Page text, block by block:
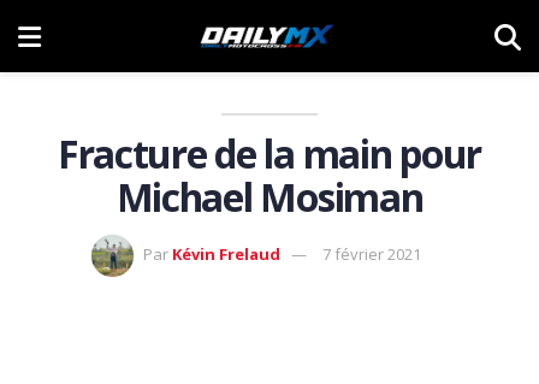
Fracture de la main pour
Michael Mosiman
Par Kévin Frelaud 7 février 2021